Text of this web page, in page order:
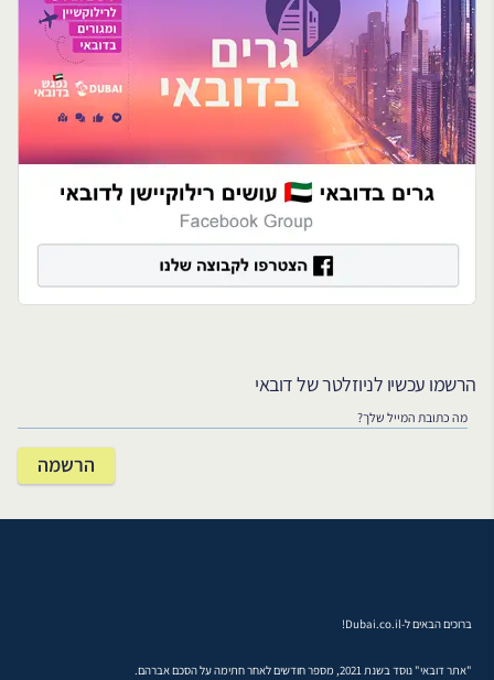
הרשמו עכשיו לניוזלטר של דובאי
ברוכים הבאים ל-Dubai.co.il!
"אתר דובאי" נוסד בשנת 2021, מספר חודשים לאחר חתימה על הסכם אברהם.